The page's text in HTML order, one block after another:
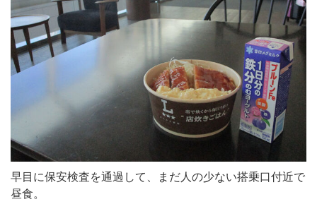
早目に保安検査を通過して、まだ人の少ない搭乗口付近で
昼食。